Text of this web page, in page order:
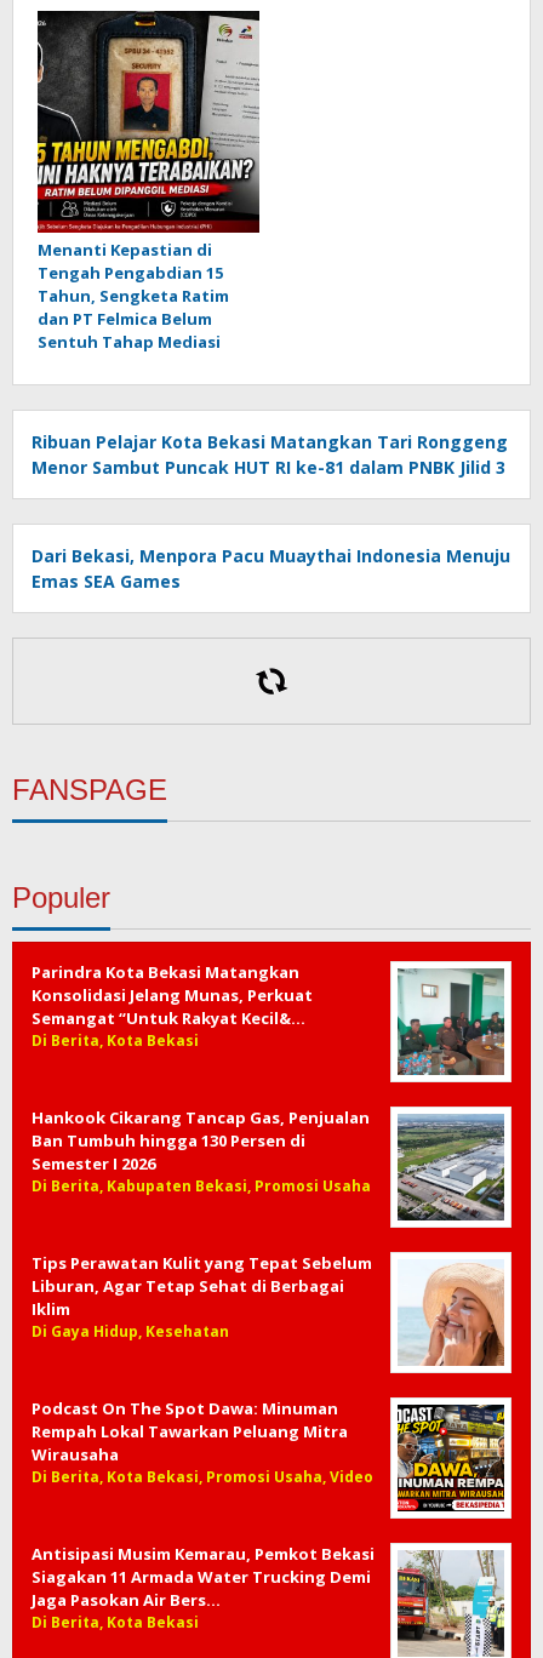
Menanti Kepastian di
Tengah Pengabdian 15
Tahun, Sengketa Ratim
dan PT Felmica Belum
Sentuh Tahap Mediasi
Ribuan Pelajar Kota Bekasi Matangkan Tari Ronggeng
Menor Sambut Puncak HUT RI ke-81 dalam PNBK Jilid 3
Dari Bekasi, Menpora Pacu Muaythai Indonesia Menuju
Emas SEA Games
FANSPAGE
Populer
Parindra Kota Bekasi Matangkan
Konsolidasi Jelang Munas, Perkuat
Semangat “Untuk Rakyat Kecil&…
Di Berita, Kota Bekasi
Hankook Cikarang Tancap Gas, Penjualan
Ban Tumbuh hingga 130 Persen di
Semester I 2026
Di Berita, Kabupaten Bekasi, Promosi Usaha
Tips Perawatan Kulit yang Tepat Sebelum
Liburan, Agar Tetap Sehat di Berbagai
Iklim
Di Gaya Hidup, Kesehatan
Podcast On The Spot Dawa: Minuman
Rempah Lokal Tawarkan Peluang Mitra
Wirausaha
Di Berita, Kota Bekasi, Promosi Usaha, Video
Antisipasi Musim Kemarau, Pemkot Bekasi
Siagakan 11 Armada Water Trucking Demi
Jaga Pasokan Air Bers…
Di Berita, Kota Bekasi